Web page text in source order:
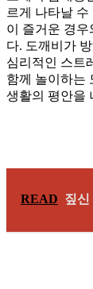
르게 나타날
이 즐거운 경우
다. 도깨비가
심리적인 스트
함께 놀이하는
생활의 평안을
READ 짚신